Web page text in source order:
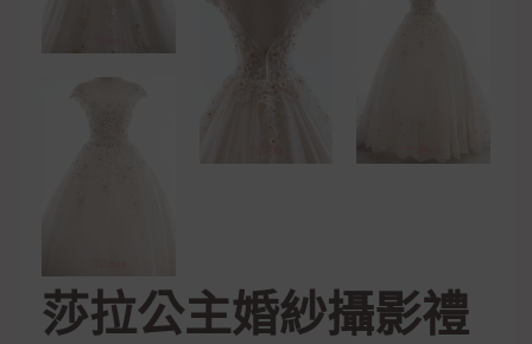
莎拉公主婚紗攝影禮